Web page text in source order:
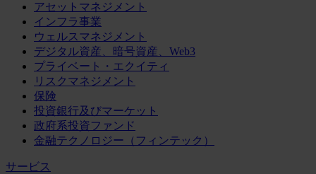
アセットマネジメント
インフラ事業
ウェルスマネジメント
デジタル資産、暗号資産、Web3
プライベート・エクイティ
リスクマネジメント
保険
投資銀行及びマーケット
政府系投資ファンド
金融テクノロジー（フィンテック）
サービス